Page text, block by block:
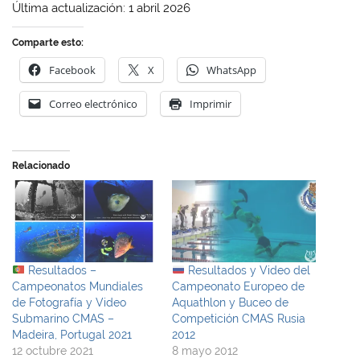
Última actualización: 1 abril 2026
Comparte esto:
Facebook X WhatsApp
Correo electrónico Imprimir
Relacionado
Resultados –
Campeonatos Mundiales
de Fotografía y Video
Submarino CMAS –
Madeira, Portugal 2021
12 octubre 2021
Resultados y Video del
Campeonato Europeo de
Aquathlon y Buceo de
Competición CMAS Rusia
2012
8 mayo 2012